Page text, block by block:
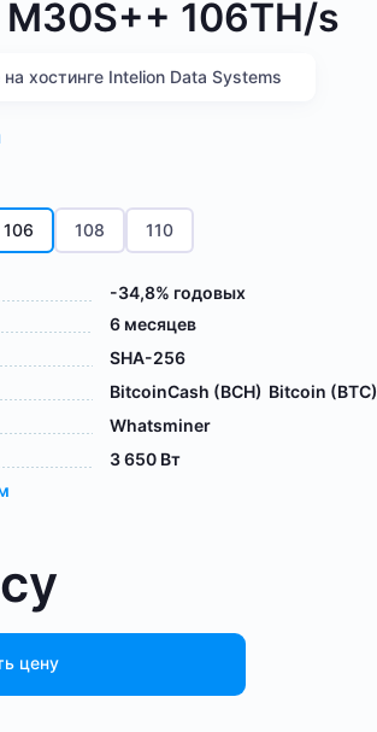
106TH/s
хостинге Intelion Data Systems
106 108 110
-34,8% годовых
6 месяцев
SHA-256
BitcoinCash (BCH) Bitcoin (BTC)
Whatsminer
3 650 Вт
цену